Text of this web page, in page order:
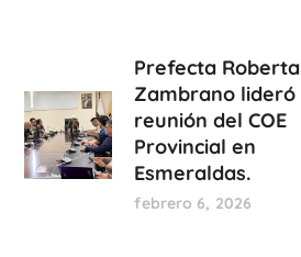
Prefecta Roberta
Zambrano lideró
reunión del COE
Provincial en
Esmeraldas.
febrero 6, 2026